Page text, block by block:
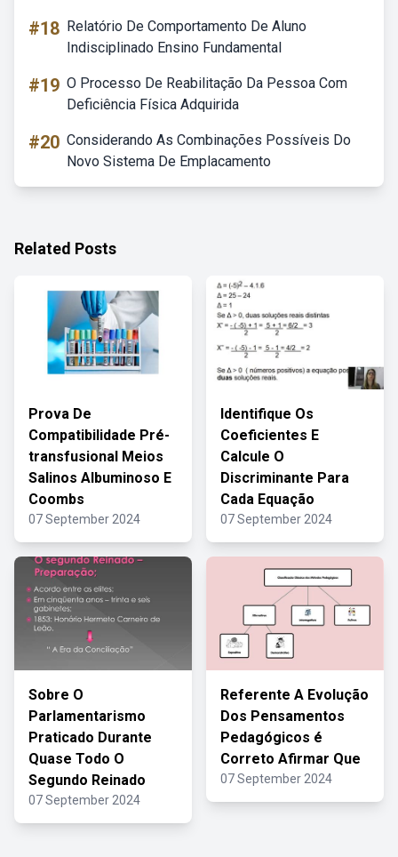
#18 Relatório De Comportamento De Aluno
Indisciplinado Ensino Fundamental
#19 O Processo De Reabilitação Da Pessoa Com
Deficiência Física Adquirida
#20 Considerando As Combinações Possíveis Do
Novo Sistema De Emplacamento
Related Posts
Prova De
Compatibilidade Pré-
transfusional Meios
Salinos Albuminoso E
Coombs
07 September 2024
Identifique Os
Coeficientes E
Calcule O
Discriminante Para
Cada Equação
07 September 2024
Sobre O
Parlamentarismo
Praticado Durante
Quase Todo O
Segundo Reinado
07 September 2024
Referente A Evolução
Dos Pensamentos
Pedagógicos é
Correto Afirmar Que
07 September 2024